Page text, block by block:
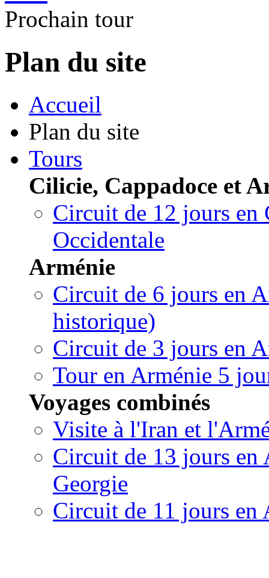
Prochain tour
Plan du site
Accueil
Plan du site
Tours
Cilicie, Cappadoce et
Circuit de 12 jours en
Occidentale
Arménie
Circuit de 6 jours en
historique)
Circuit de 3 jours en
Tour en Arménie 5
Voyages combinés
Visite à l'Iran et
Circuit de 13 jours en
Georgie
Circuit de 11 jours en